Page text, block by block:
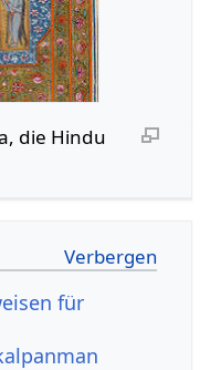
die Hindu
für